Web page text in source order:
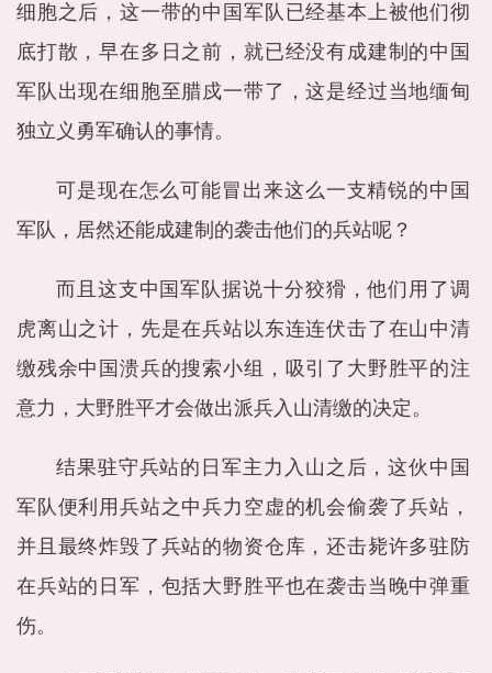
细胞之后，这一带的中国军队已经基本上被他们彻
底打散，早在多日之前，就已经没有成建制的中国
军队出现在细胞至腊戍一带了，这是经过当地缅甸
独立义勇军确认的事情。
可是现在怎么可能冒出来这么一支精锐的中国
军队，居然还能成建制的袭击他们的兵站呢？
而且这支中国军队据说十分狡猾，他们用了调
虎离山之计，先是在兵站以东连连伏击了在山中清
缴残余中国溃兵的搜索小组，吸引了大野胜平的注
意力，大野胜平才会做出派兵入山清缴的决定。
结果驻守兵站的日军主力入山之后，这伙中国
军队便利用兵站之中兵力空虚的机会偷袭了兵站，
并且最终炸毁了兵站的物资仓库，还击毙许多驻防
在兵站的日军，包括大野胜平也在袭击当晚中弹重
伤。